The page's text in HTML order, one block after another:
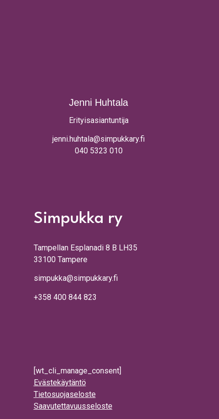
Jenni Huhtala
Erityisasiantuntija
jenni.huhtala@simpukkary.fi
040 5323 010
Simpukka ry
Tampellan Esplanadi 8 B LH35
33100 Tampere
simpukka@simpukkary.fi
+358 400 844 823
[wt_cli_manage_consent]
Evästekäytäntö
Tietosuojaseloste
Saavutettavuusseloste